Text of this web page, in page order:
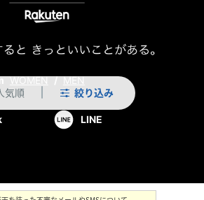
気順 絞り込み
WOMEN / MEN
LINE